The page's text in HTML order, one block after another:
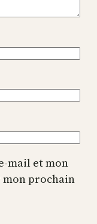
mail et mon
mon prochain